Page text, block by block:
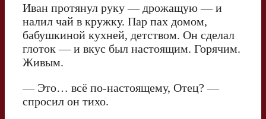
Иван протянул руку — дрожащую — и
налил чай в кружку. Пар пах домом,
бабушкиной кухней, детством. Он сделал
глоток — и вкус был настоящим. Горячим.
Живым.
— Это… всё по-настоящему, Отец? —
спросил он тихо.